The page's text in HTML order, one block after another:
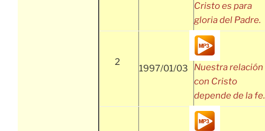
Cristo es para
gloria del Padre.
2
1997/01/03
Nuestra relación
con Cristo
depende de la fe.